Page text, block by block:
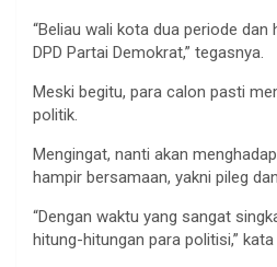
“Beliau wali kota dua periode dan
DPD Partai Demokrat,” tegasnya.
Meski begitu, para calon pasti
politik.
Mengingat, nanti akan
hampir bersamaan, yakni pileg
“Dengan waktu yang sangat
hitung-hitungan para politisi,” kata